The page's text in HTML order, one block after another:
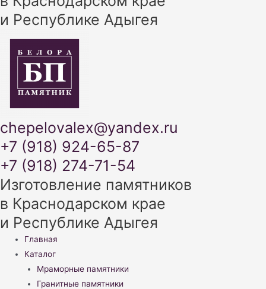
и Республике Адыгея
chepelovalex@yandex.ru
+7 (918) 924-65-87
+7 (918) 274-71-54
Изготовление памятников
в Краснодарском крае
и Республике Адыгея
Меню
Главная
Каталог
Мраморные памятники
Гранитные памятники